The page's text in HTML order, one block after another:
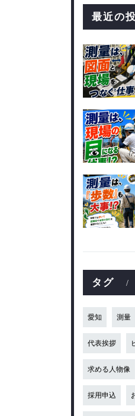
最近の
タグ
愛知 測量
代表挨拶
求める人物像
採用申込